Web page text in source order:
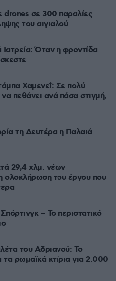
drones σε 300 παραλίες
του αιγιαλού
Όταν η φροντίδα
Χαμενεΐ: Σε πολύ
πεθάνει ανά πάσα στιγμή,
τη Δευτέρα η Παλαιά
29,4 χλμ. νέων
ολοκλήρωση του έργου που
– Το περιστατικό
του Αδριανού: Το
ρωμαϊκά κτίρια για 2.000